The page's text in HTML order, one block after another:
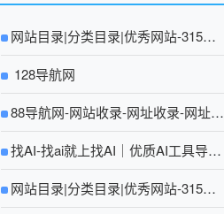
网站目录|分类目录|优秀网站-315友
链网【官方网站】
128导航网
88导航网-网站收录-网址收录-网址导
航-收录网站-自助广告系统
找AI-找ai就上找AI｜优质AI工具导航
大全
网站目录|分类目录|优秀网站-315友